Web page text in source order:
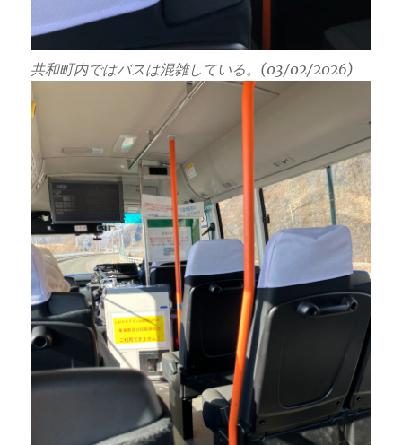
共和町内ではバスは混雑している。(03/02/2026)